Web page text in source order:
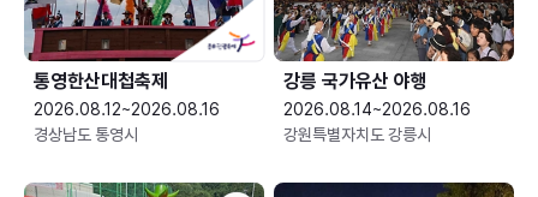
통영한산대첩축제
2026.08.12~2026.08.16
경상남도 통영시
강릉 국가유산 야행
2026.08.14~2026.08.16
강원특별자치도 강릉시